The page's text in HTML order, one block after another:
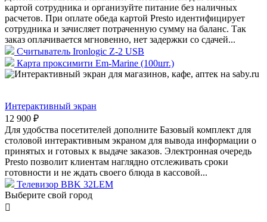
картой сотрудника и организуйте питание без наличных
расчетов. При оплате обеда картой Presto идентифицирует
сотрудника и зачисляет потраченную сумму на баланс. Так
заказ оплачивается мгновенно, нет задержки со сдачей...
Считыватель Ironlogic Z-2 USB
Карта проксимити Em-Marine (100шт.)
Интерактивный экран
12 900 ₽
Для удобства посетителей дополните Базовый комплект для
столовой интерактивным экраном для вывода информации о
принятых и готовых к выдаче заказов. Электронная очередь
Presto позволит клиентам наглядно отслеживать сроки
готовности и не ждать своего блюда в кассовой...
Телевизор BBK 32LEM
Выберите свой город
